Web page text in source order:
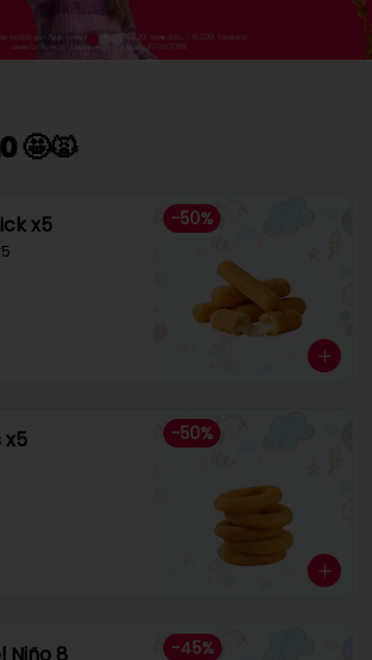
🤩🙀
-50%
x5
-50%
x5
-45%